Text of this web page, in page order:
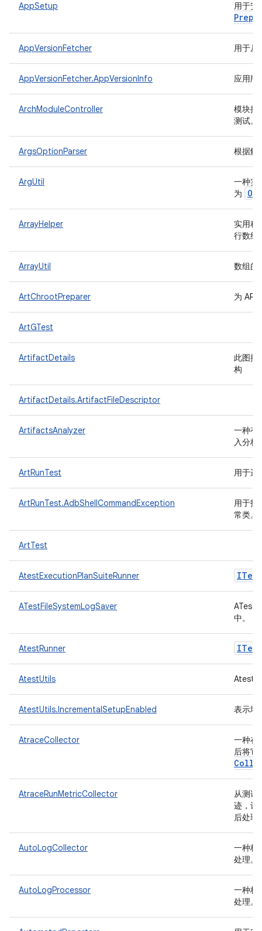
AppSetup 用于安
AppVersionFetcher 用于从
AppVersionFetcher.AppVersionInfo 应用版
ArchModuleController
模块控
测试。
ArgsOptionParser 根据解
ArgUtil
一种实
为
ArrayHelper
实用程
行数
ArrayUtil 数组的
ArtChrootPreparer 为
ArtGTest
ArtifactDetails
此图描
构
ArtifactDetails.ArtifactFileDescriptor
ArtifactsAnalyzer
一种有
入分
ArtRunTest 用于运
ArtRunTest.AdbShellCommandException
用于报
常类。
ArtTest
AtestExecutionPlanSuiteRunner ITest
ATestFileSystemLogSaver
ATest
中。
AtestRunner ITest
AtestUtils Atest
AtestUtils.IncrementalSetupEnabled 表示增
AtraceCollector
一种在
后将它
AtraceRunMetricCollector
从测试
迹，记
后处理
AutoLogCollector
一种枚
处理。
AutoLogProcessor
一种枚
处理。